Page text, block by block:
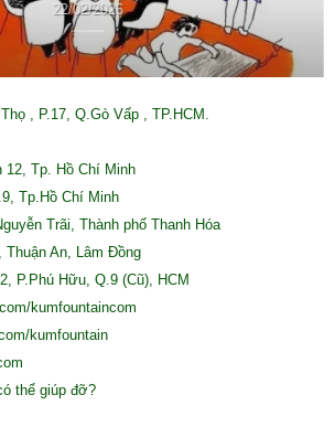
22/02/2026
, P.17, Q.Gò Vấp , TP.HCM.
12, Tp. Hồ Chí Minh
Tp.Hồ Chí Minh
Trãi, Thành phố Thanh Hóa
An, Lâm Đồng
P.Phú Hữu, Q.9 (Cũ), HCM
kumfountaincom
kumfountain
thể giúp đỡ?